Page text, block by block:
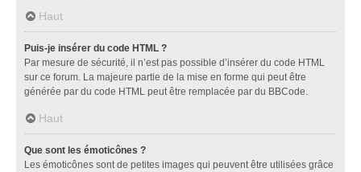
Haut
Puis-je insérer du code HTML ?
Par mesure de sécurité, il n’est pas possible d’insérer du code HTML
sur ce forum. La majeure partie de la mise en forme qui peut être
générée par du code HTML peut être remplacée par du BBCode.
Haut
Que sont les émoticônes ?
Les émoticônes sont de petites images qui peuvent être utilisées grâce